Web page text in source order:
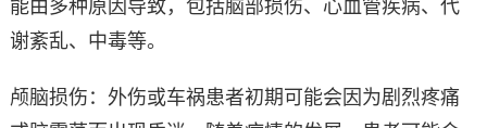
能由多种原因导致，包括脑部损伤、心血管疾病、代
谢紊乱、中毒等。
颅脑损伤：外伤或车祸患者初期可能会因为剧烈疼痛